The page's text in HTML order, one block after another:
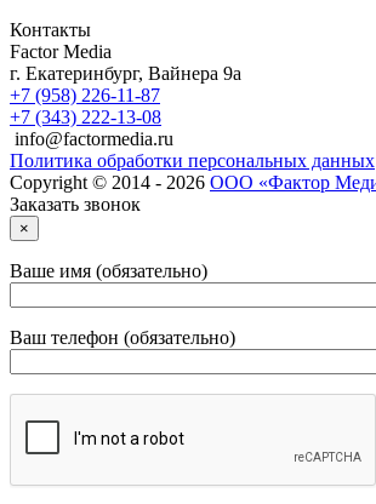
Контакты
Factor Media
г. Екатеринбург, Вайнера 9а
+7 (958) 226-11-87
+7 (343) 222-13-08
info@factormedia.ru
Политика обработки персональных данных
Copyright © 2014 - 2026 ООО «Фактор
Заказать звонок
×
Ваше имя (обязательно)
Ваш телефон (обязательно)